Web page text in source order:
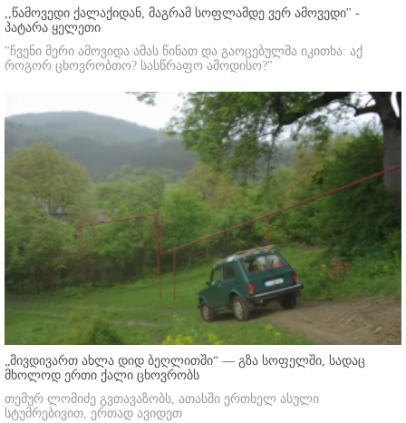
,,წამოვედი ქალაქიდან, მაგრამ სოფლამდე ვერ ამოვედი'' -
პატარა ყელეთი
"ჩვენი მერი ამოვიდა ამას წინათ და გაოცებულმა იკითხა: აქ
როგორ ცხოვრობთო? სასწრაფო ამოდისო?"
„მივდივართ ახლა დიდ ბეღლითში“ — გზა სოფელში, სადაც
მხოლოდ ერთი ქალი ცხოვრობს
თემურ ლომიძე გვთავაზობს, ათასში ერთხელ ასული
სტუმრებივით, ერთად ავიდეთ